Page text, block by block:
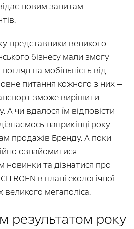
новим запитам
представники великого
бізнесу мали змогу
на мобільність від
питання кожного з них —
зможе вирішити
А чи вдалося їм відповісти
наприкінці року
продажів Бренду. А поки
ознайомитися
новинки та дізнатися про
в плані екологічної
великого мегаполіса.
результатом року